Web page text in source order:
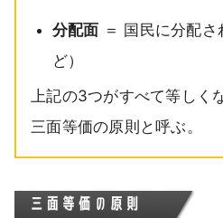
分配面 ＝ 国民に分配
ど）
上記の3つがすべて等しく
三面等価の原則と呼ぶ。